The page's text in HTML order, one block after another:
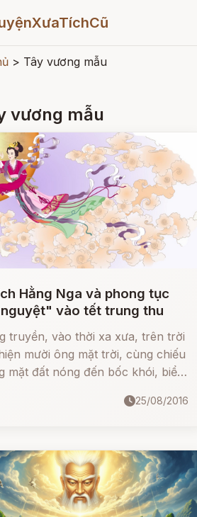
> Tây vương mẫu
vương mẫu
Hằng Nga và phong tục
vào tết trung thu
truyền, vào thời xa xưa, trên trời
mười ông mặt trời, cùng chiếu
mặt đất nóng đến bốc khói, biển
nổi. Mười ông mặt trời chính là
25/08/2016